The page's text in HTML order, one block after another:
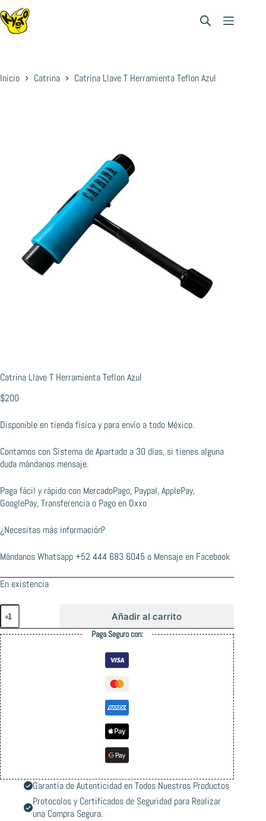
Saltar
al
contenido
Inicio Catrina Catrina Llave T Herramienta Teflon Azul
Catrina Llave T Herramienta Teflon Azul
$200
Disponible en tienda física y para envío a todo México.
Contamos con Sistema de Apartado a 30 días, si tienes alguna
duda mándanos mensaje.
Paga fácil y rápido con MercadoPago, Paypal, ApplePay,
GooglePay, Transferencia o Pago en Oxxo
¿Necesitas más información?
Mándanos Whatsapp+52 444 683 6045 o Mensaje en Facebook
En existencia
Catrina
Llave
T
Herramienta
Teflon
Azul
cantidad
Añadir al carrito
Paga Seguro con:
Garantía de Autenticidad en Todos Nuestros Productos
Protocolos y Certificados de Seguridad para Realizar
una Compra Segura.